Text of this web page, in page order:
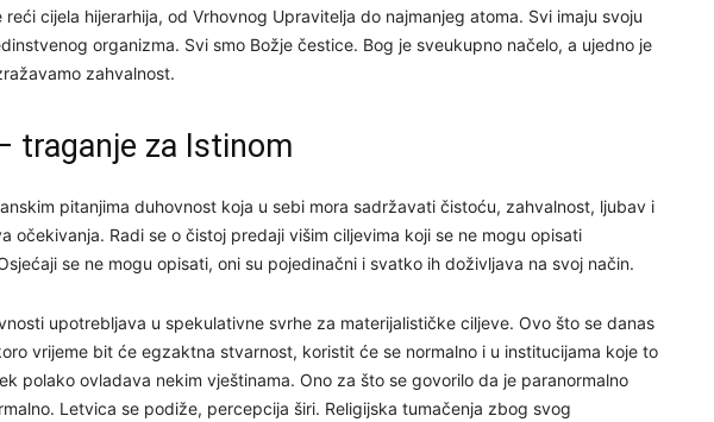
cijela hijerarhija, od Vrhovnog Upravitelja do najmanjeg atoma. Svi imaju svoju
organizma. Svi smo Božje čestice. Bog je sveukupno načelo, a ujedno je
zahvalnost.
traganje za Istinom
pitanjima duhovnost koja u sebi mora sadržavati čistoću, zahvalnost, ljubav i
očekivanja. Radi se o čistoj predaji višim ciljevima koji se ne mogu opisati
se ne mogu opisati, oni su pojedinačni i svatko ih doživljava na svoj način.
upotrebljava u spekulativne svrhe za materijalističke ciljeve. Ovo što se danas
vrijeme bit će egzaktna stvarnost, koristit će se normalno i u institucijama koje to
polako ovladava nekim vještinama. Ono za što se govorilo da je paranormalno
Letvica se podiže, percepcija širi. Religijska tumačenja zbog svog